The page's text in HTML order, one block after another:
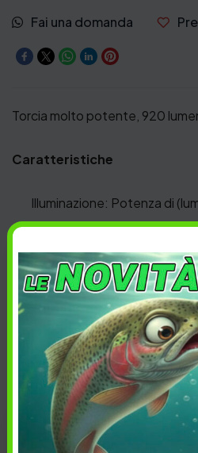
Fai una domanda
Torcia molto potente, 920
Caratteristiche
Illuminazione: Potenza di
Alimentata da 3 x D Ni-MH
MultiBattery System(MBS)
Lunghezza: 325 mm
Peso: 510 g
Distanza di illuminazione:
Impermeabiltà IPX4
Categoria: